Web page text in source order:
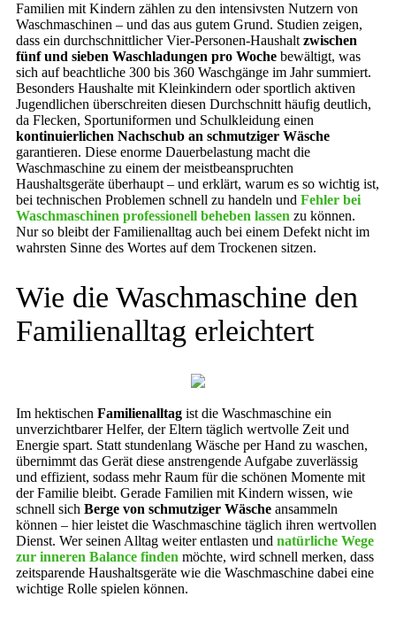
Familien mit Kindern zählen zu den intensivsten Nutzern von
Waschmaschinen – und das aus gutem Grund. Studien zeigen,
dass ein durchschnittlicher Vier-Personen-Haushalt zwischen
fünf und sieben Waschladungen pro Woche bewältigt, was
sich auf beachtliche 300 bis 360 Waschgänge im Jahr summiert.
Besonders Haushalte mit Kleinkindern oder sportlich aktiven
Jugendlichen überschreiten diesen Durchschnitt häufig deutlich,
da Flecken, Sportuniformen und Schulkleidung einen
kontinuierlichen Nachschub an schmutziger Wäsche
garantieren. Diese enorme Dauerbelastung macht die
Waschmaschine zu einem der meistbeanspruchten
Haushaltsgeräte überhaupt – und erklärt, warum es so wichtig ist,
bei technischen Problemen schnell zu handeln und Fehler bei
Waschmaschinen professionell beheben lassen zu können.
Nur so bleibt der Familienalltag auch bei einem Defekt nicht im
wahrsten Sinne des Wortes auf dem Trockenen sitzen.
Wie die Waschmaschine den
Familienalltag erleichtert
Im hektischen Familienalltag ist die Waschmaschine ein
unverzichtbarer Helfer, der Eltern täglich wertvolle Zeit und
Energie spart. Statt stundenlang Wäsche per Hand zu waschen,
übernimmt das Gerät diese anstrengende Aufgabe zuverlässig
und effizient, sodass mehr Raum für die schönen Momente mit
der Familie bleibt. Gerade Familien mit Kindern wissen, wie
schnell sich Berge von schmutziger Wäsche ansammeln
können – hier leistet die Waschmaschine täglich ihren wertvollen
Dienst. Wer seinen Alltag weiter entlasten und natürliche Wege
zur inneren Balance finden möchte, wird schnell merken, dass
zeitsparende Haushaltsgeräte wie die Waschmaschine dabei eine
wichtige Rolle spielen können.